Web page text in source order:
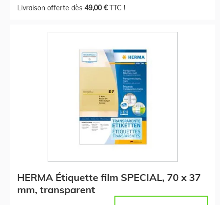
Livraison offerte dès 49,00 €TTC !
HERMA Étiquette film SPECIAL, 70 x 37
mm, transparent